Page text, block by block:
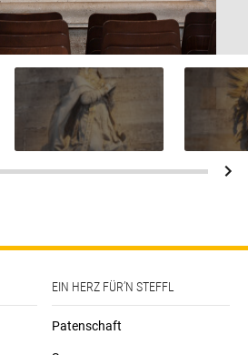
EIN HERZ FÜR’N STEFFL
Patenschaft